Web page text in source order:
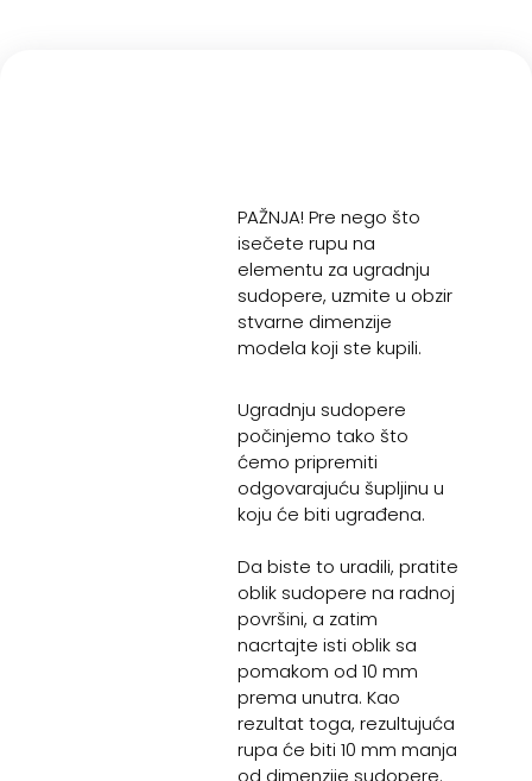
PAŽNJA! Pre nego što
isečete rupu na
elementu za ugradnju
sudopere, uzmite u obzir
stvarne dimenzije
modela koji ste kupili.
Ugradnju sudopere
počinjemo tako što
ćemo pripremiti
odgovarajuću šupljinu u
koju će biti ugrađena.
Da biste to uradili, pratite
oblik sudopere na radnoj
površini, a zatim
nacrtajte isti oblik sa
pomakom od 10 mm
prema unutra. Kao
rezultat toga, rezultujuća
rupa će biti 10 mm manja
od dimenzije sudopere.